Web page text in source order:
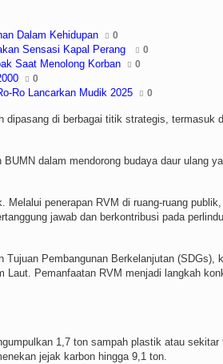
Dalam Kehidupan 0
Sensasi Kapal Perang 0
Saat Menolong Korban 0
0
Ro Lancarkan Mudik 2025 0
di berbagai titik strategis, termasuk
dalam mendorong budaya daur ulang
penerapan RVM di ruang-ruang
jawab dan berkontribusi pada
Pembangunan Berkelanjutan (SDGs),
Pemanfaatan RVM menjadi langkah
1,7 ton sampah plastik atau
jejak karbon hingga 9,1 ton.